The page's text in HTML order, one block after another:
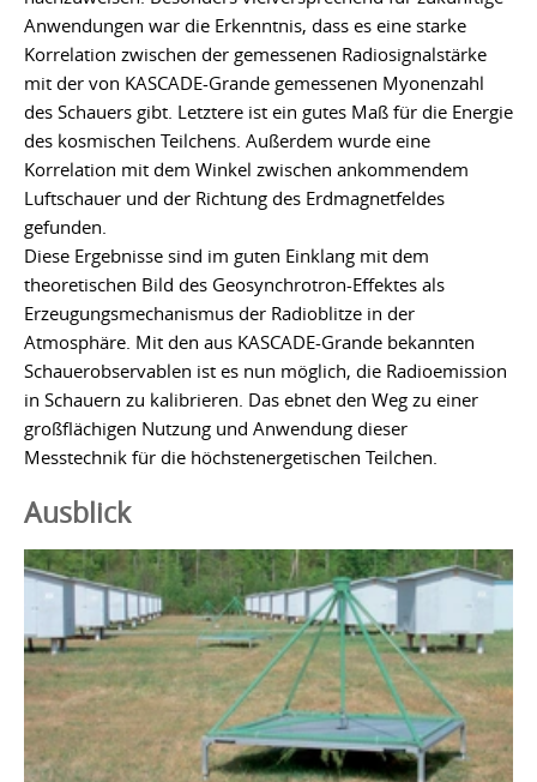
Anwendungen war die Erkenntnis, dass es eine starke
Korrelation zwischen der gemessenen Radiosignalstärke
mit der von KASCADE-Grande gemessenen Myonenzahl
des Schauers gibt. Letztere ist ein gutes Maß für die Energie
des kosmischen Teilchens. Außerdem wurde eine
Korrelation mit dem Winkel zwischen ankommendem
Luftschauer und der Richtung des Erdmagnetfeldes
gefunden.
Diese Ergebnisse sind im guten Einklang mit dem
theoretischen Bild des Geosynchrotron-Effektes als
Erzeugungsmechanismus der Radioblitze in der
Atmosphäre. Mit den aus KASCADE-Grande bekannten
Schauerobservablen ist es nun möglich, die Radioemission
in Schauern zu kalibrieren. Das ebnet den Weg zu einer
großflächigen Nutzung und Anwendung dieser
Messtechnik für die höchstenergetischen Teilchen.
Ausblick